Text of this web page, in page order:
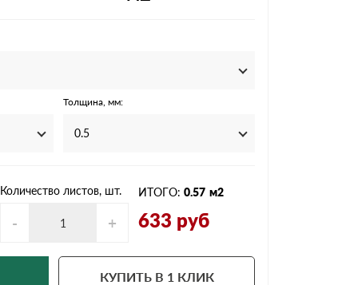
Толщина, мм:
0.5
Количество листов, шт.
- +
ИТОГО: 0.57 м2
633 руб
КУПИТЬ В 1 КЛИК